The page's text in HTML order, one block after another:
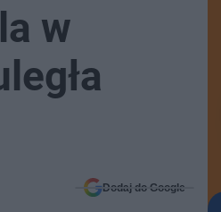
w
Dodaj do Google